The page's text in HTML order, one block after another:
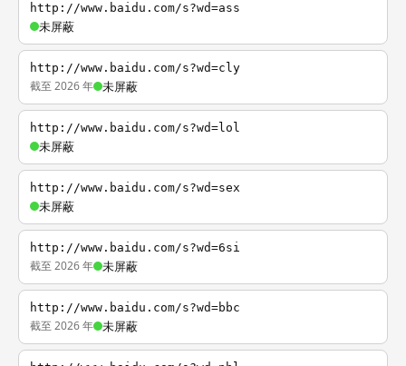
http://www.baidu.com/s?wd=ass
未屏蔽
http://www.baidu.com/s?wd=cly
截至 2026 年 未屏蔽
http://www.baidu.com/s?wd=lol
未屏蔽
http://www.baidu.com/s?wd=sex
未屏蔽
http://www.baidu.com/s?wd=6si
截至 2026 年 未屏蔽
http://www.baidu.com/s?wd=bbc
截至 2026 年 未屏蔽